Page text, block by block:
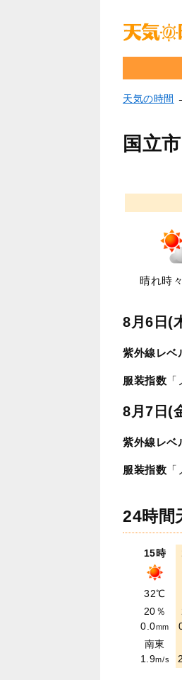
天気の時間
国立
晴れ時
8月6日(
紫外線レベ
服装指数
8月7日(
紫外線レベ
服装指数
24時間
15時
32℃
20％
0.0mm
南東
1.9m/s